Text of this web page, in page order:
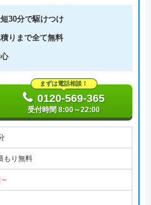
30分で駆けつけ
りまで全て無料
まずは電話相談！
0120-569-365
受付時間 8:00～22:00
もり無料